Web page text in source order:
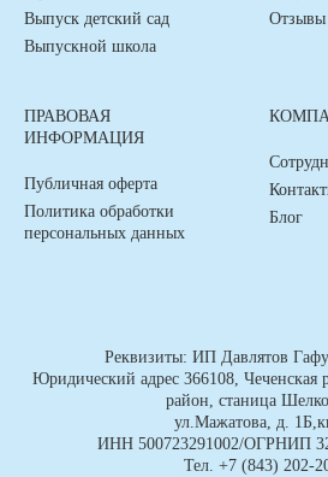
Выпуск детский сад
Выпускной школа
Отзывы
ПРАВОВАЯ
ИНФОРМАЦИЯ
Публичная оферта
Политика обработки
персональных данных
Блог
Реквизиты: ИП Давлятов
Юридический адрес 366108, Чеченская
район, станица
ул.Мажатова, д.
ИНН 500723291002/ОГРНИП
Тел. +7 (843) 202-